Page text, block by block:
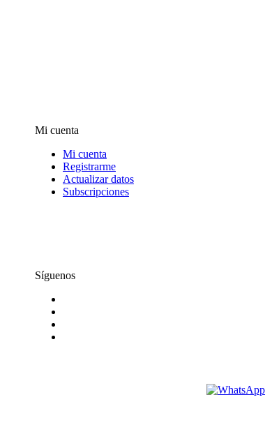
Mi cuenta
Mi cuenta
Registrarme
Actualizar datos
Subscripciones
Síguenos